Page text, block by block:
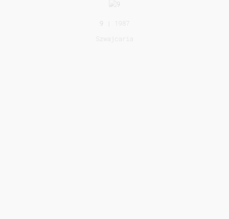
9| 1987